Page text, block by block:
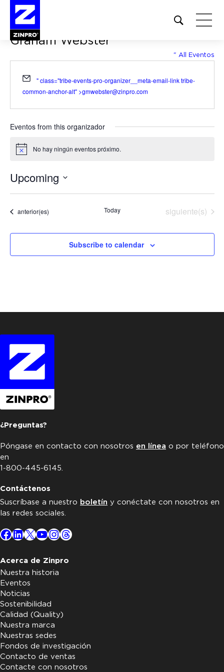
Open
site
form
Buscar:
Graham Webster
" All Eventos
Email
" class="tribe-events-pro-organizer__meta-email-link tribe-
common-anchor-alt" >gmwebster@zinpro.com
Eventos from this organizador
Notice No hay ningún eventos próximo.
Upcoming
Eventos
anterior(es) Today Eventos
siguiente(s)
Subscribe to calendar
¿Preguntas?
Póngase en contacto con nosotros en línea o por teléfono
en
1-800-445-6145.
Contáctenos
Suscríbase a nuestro boletín y conéctate con nosotros en
las redes sociales.
Facebook
LinkedIn
X YouTube
Instagram
Threads
Acerca de Zinpro
Nuestra historia
Eventos
Noticias
Sostenibilidad
Calidad (Quality)
Nuestra marca
Nuestras sedes
Fondos de investigación
Contacto de ventas
Contacte con nosotros